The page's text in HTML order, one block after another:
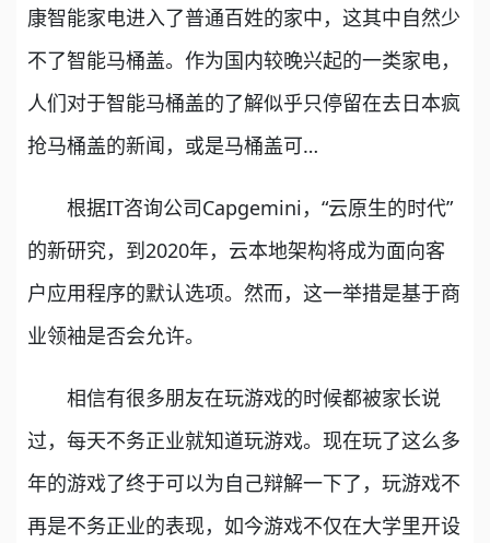
康智能家电进入了普通百姓的家中，这其中自然少
不了智能马桶盖。作为国内较晚兴起的一类家电，
人们对于智能马桶盖的了解似乎只停留在去日本疯
抢马桶盖的新闻，或是马桶盖可…
根据IT咨询公司Capgemini，“云原生的时代”
的新研究，到2020年，云本地架构将成为面向客
户应用程序的默认选项。然而，这一举措是基于商
业领袖是否会允许。
相信有很多朋友在玩游戏的时候都被家长说
过，每天不务正业就知道玩游戏。现在玩了这么多
年的游戏了终于可以为自己辩解一下了，玩游戏不
再是不务正业的表现，如今游戏不仅在大学里开设